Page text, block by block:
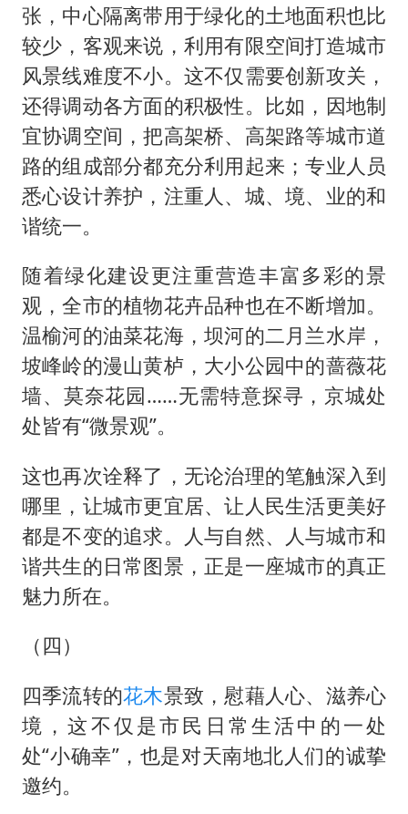
张，中心隔离带用于绿化的土地面积也比
较少，客观来说，利用有限空间打造城市
风景线难度不小。这不仅需要创新攻关，
还得调动各方面的积极性。比如，因地制
宜协调空间，把高架桥、高架路等城市道
路的组成部分都充分利用起来；专业人员
悉心设计养护，注重人、城、境、业的和
谐统一。
随着绿化建设更注重营造丰富多彩的景
观，全市的植物花卉品种也在不断增加。
温榆河的油菜花海，坝河的二月兰水岸，
坡峰岭的漫山黄栌，大小公园中的蔷薇花
墙、莫奈花园……无需特意探寻，京城处
处皆有“微景观”。
这也再次诠释了，无论治理的笔触深入到
哪里，让城市更宜居、让人民生活更美好
都是不变的追求。人与自然、人与城市和
谐共生的日常图景，正是一座城市的真正
魅力所在。
（四）
四季流转的花木景致，慰藉人心、滋养心
境，这不仅是市民日常生活中的一处
处“小确幸”，也是对天南地北人们的诚挚
邀约。